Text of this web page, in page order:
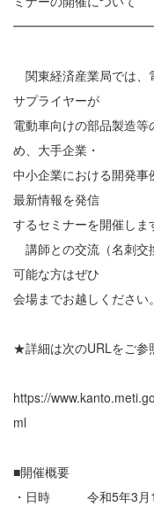
関東経済産業局では、
サプライヤーが
電動車向けの部品製造
め、大手企業・
中小企業における開発
最新情報を発信
するセミナーを開催しま
講師との交流（名刺交
可能な方はぜひ
会場までお越しください。
★詳細は次のURLをご参
https://
ml
■開催概要
・日時 令和5年3月